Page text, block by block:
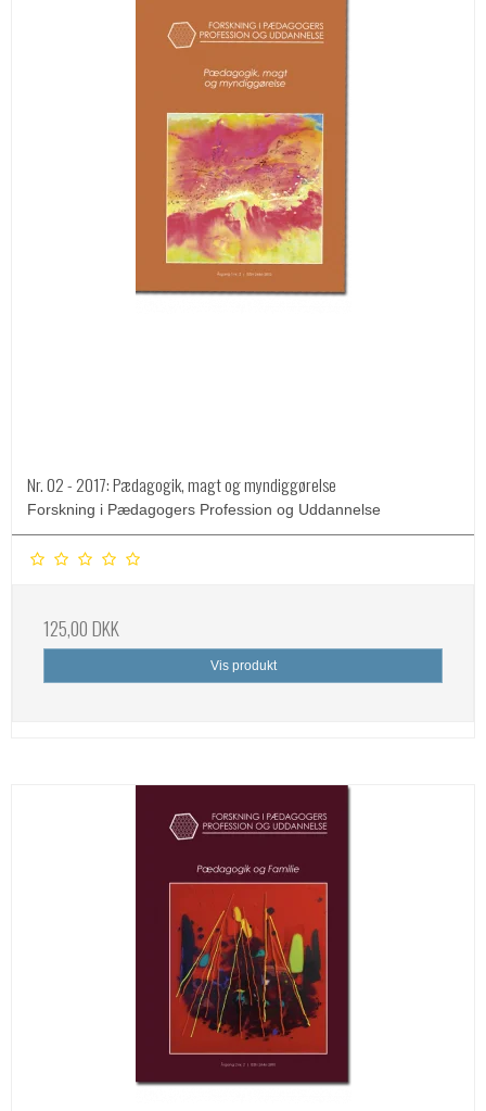
Nr. 02 - 2017: Pædagogik, magt og myndiggørelse
Forskning i Pædagogers Profession og Uddannelse
125,00 DKK
Vis produkt